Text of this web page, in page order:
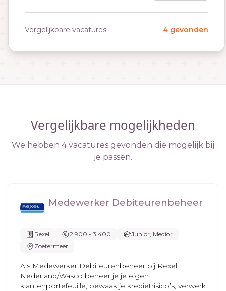
Vergelijkbare vacatures 4 gevonden
Vergelijkbare mogelijkheden
We hebben 4 vacatures gevonden die mogelijk bij
je passen.
Medewerker Debiteurenbeheer
Rexel 2.900 - 3.400
Junior, Medior
Zoetermeer
Als Medewerker Debiteurenbeheer bij Rexel
Nederland/Wasco beheer je je eigen
klantenportefeuille, bewaak je kredietrisico’s, verwerk